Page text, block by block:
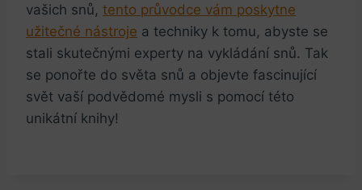
vašich snů, tento průvodce vám poskytne
užitečné nástroje a techniky k tomu, abyste se
stali skutečnými experty na vykládání snů. Tak
se ponořte do světa snů a objevte fascinující
svět vaší podvědomé mysli s pomocí této
unikátní knihy!